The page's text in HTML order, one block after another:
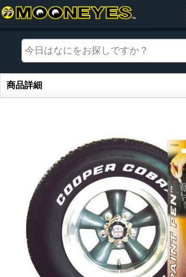
商品詳細
商品詳細